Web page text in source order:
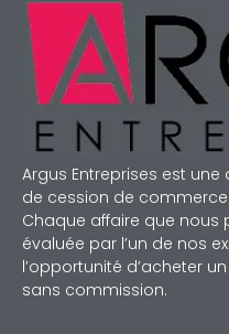
Argus Entreprises est
de cession de
Chaque affaire que nous
évaluée par l’un de nos
l’opportunité d’acheter
sans commission.